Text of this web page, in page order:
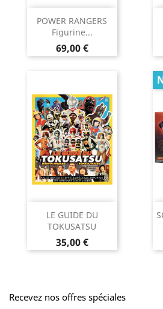
POWER RANGERS
Figurine...
Prix
69,00 €
LE GUIDE DU
TOKUSATSU
Prix
35,00 €
Recevez nos offres spéciales